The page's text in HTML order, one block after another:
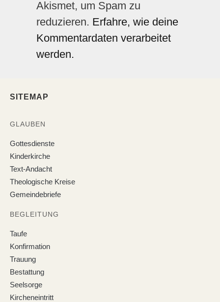
Akismet, um Spam zu
reduzieren. Erfahre, wie deine
Kommentardaten verarbeitet
werden.
SITEMAP
GLAUBEN
Gottesdienste
Kinderkirche
Text-Andacht
Theologische Kreise
Gemeindebriefe
BEGLEITUNG
Taufe
Konfirmation
Trauung
Bestattung
Seelsorge
Kircheneintritt